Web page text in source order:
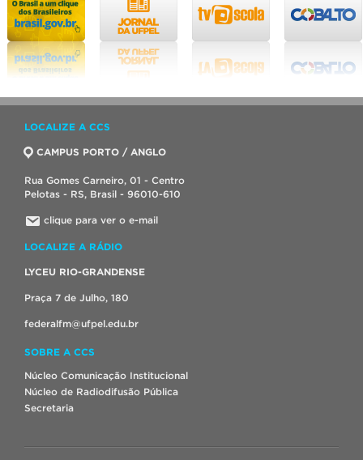
LOCALIZE A CCS
CAMPUS PORTO / ANGLO
Rua Gomes Carneiro, 01 - Centro
Pelotas - RS, Brasil - 96010-610
clique para ver o e-mail
LOCALIZE A RÁDIO
LYCEU RIO-GRANDENSE
Praça 7 de Julho, 180
federalfm@ufpel.edu.br
SOBRE A CCS
Núcleo Comunicação Institucional
Núcleo de Radiodifusão Pública
Secretaria